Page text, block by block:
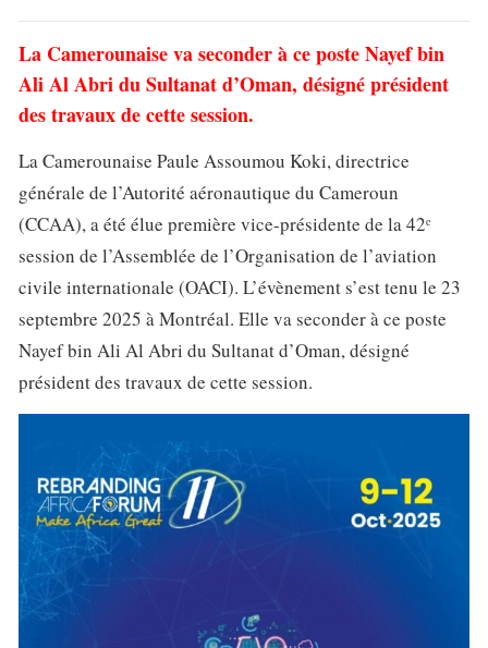
La Camerounaise va seconder à ce poste Nayef bin
Ali Al Abri du Sultanat d’Oman, désigné président
des travaux de cette session.
La Camerounaise Paule Assoumou Koki, directrice
générale de l’Autorité aéronautique du Cameroun
(CCAA), a été élue première vice-présidente de la 42ᵉ
session de l’Assemblée de l’Organisation de l’aviation
civile internationale (OACI). L’évènement s’est tenu le 23
septembre 2025 à Montréal. Elle va seconder à ce poste
Nayef bin Ali Al Abri du Sultanat d’Oman, désigné
président des travaux de cette session.